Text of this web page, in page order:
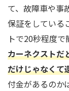
て、故障車や事
保証をしている
トで20秒程度で
カーネクストだ
だけじゃなくて
付金があるのか